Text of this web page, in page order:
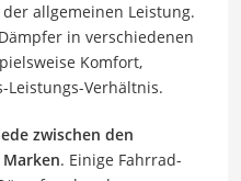
allgemeinen Leistung.
in verschiedenen
Komfort,
Leistungs-Verhältnis.
zwischen den
. Einige Fahrrad-